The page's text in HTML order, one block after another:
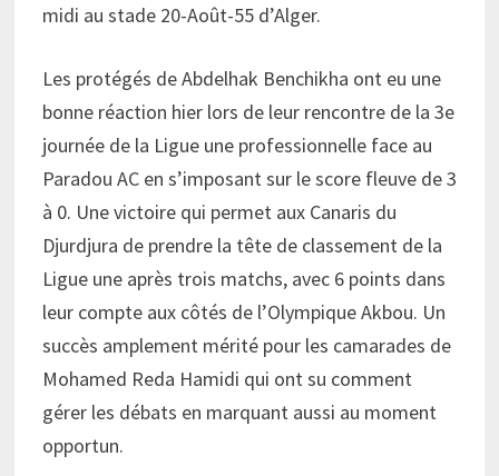
midi au stade 20-Août-55 d’Alger.
Les protégés de Abdelhak Benchikha ont eu une
bonne réaction hier lors de leur rencontre de la 3e
journée de la Ligue une professionnelle face au
Paradou AC en s’imposant sur le score fleuve de 3
à 0. Une victoire qui permet aux Canaris du
Djurdjura de prendre la tête de classement de la
Ligue une après trois matchs, avec 6 points dans
leur compte aux côtés de l’Olympique Akbou. Un
succès amplement mérité pour les camarades de
Mohamed Reda Hamidi qui ont su comment
gérer les débats en marquant aussi au moment
opportun.